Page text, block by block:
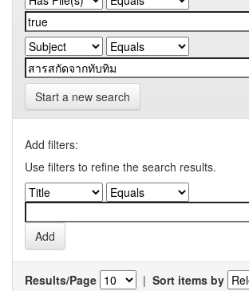
Start a new search
Add filters:
Use filters to refine the search results.
Results/Page | Sort items by